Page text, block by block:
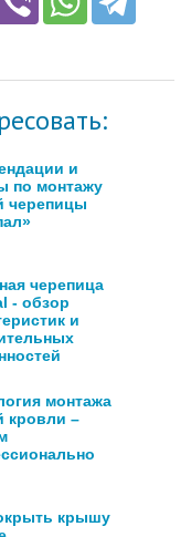
и
по монтажу
черепицы
черепица
- обзор
и
монтажа
кровли –
крышу